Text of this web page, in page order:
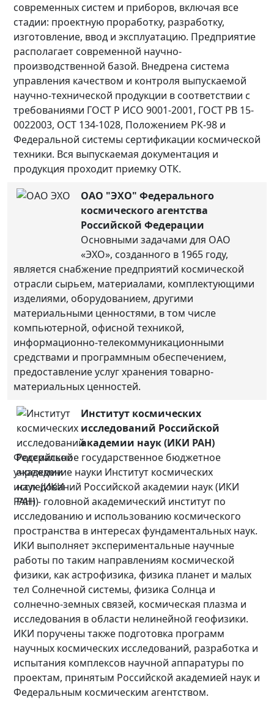
современных систем и приборов, включая все
стадии: проектную проработку, разработку,
изготовление, ввод и эксплуатацию. Предприятие
располагает современной научно-
производственной базой. Внедрена система
управления качеством и контроля выпускаемой
научно-технической продукции в соответствии с
требованиями ГОСТ Р ИСО 9001-2001, ГОСТ РВ 15-
0022003, ОСТ 134-1028, Положением РК-98 и
Федеральной системы сертификации космической
техники. Вся выпускаемая документация и
продукция проходит приемку ОТК.
ОАО "ЭХО" Федерального
космического агентства
Российской Федерации
Основными задачами для ОАО
«ЭХО», созданного в 1965 году,
является снабжение предприятий космической
отрасли сырьем, материалами, комплектующими
изделиями, оборудованием, другими
материальными ценностями, в том числе
компьютерной, офисной техникой,
информационно-телекоммуникационными
средствами и программным обеспечением,
предоставление услуг хранения товарно-
материальных ценностей.
Институт космических
исследований Российской
академии наук (ИКИ РАН)
Федеральное государственное бюджетное
учреждение науки Институт космических
исследований Российской академии наук (ИКИ
РАН) - головной академический институт по
исследованию и использованию космического
пространства в интересах фундаментальных наук.
ИКИ выполняет экспериментальные научные
работы по таким направлениям космической
физики, как астрофизика, физика планет и малых
тел Солнечной системы, физика Солнца и
солнечно-земных связей, космическая плазма и
исследования в области нелинейной геофизики.
ИКИ поручены также подготовка программ
научных космических исследований, разработка и
испытания комплексов научной аппаратуры по
проектам, принятым Российской академией наук и
Федеральным космическим агентством.